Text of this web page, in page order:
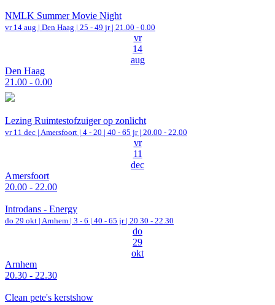
NMLK Summer Movie Night
vr 14 aug | Den Haag | 25 - 49 jr | 21.00 - 0.00
vr
14
aug
Den Haag
21.00 - 0.00
Lezing Ruimtestofzuiger op zonlicht
vr 11 dec | Amersfoort | 4 - 20 | 40 - 65 jr | 20.00 - 22.00
vr
11
dec
Amersfoort
20.00 - 22.00
Introdans - Energy
do 29 okt | Arnhem | 3 - 6 | 40 - 65 jr | 20.30 - 22.30
do
29
okt
Arnhem
20.30 - 22.30
Clean pete's kerstshow